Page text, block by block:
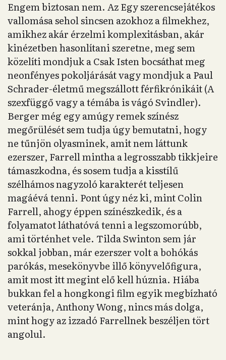
Engem biztosan nem. Az Egy szerencsejátékos
vallomása sehol sincsen azokhoz a filmekhez,
amikhez akár érzelmi komplexitásban, akár
kinézetben hasonlítani szeretne, meg sem
közelíti mondjuk a Csak Isten bocsáthat meg
neonfényes pokoljárását vagy mondjuk a Paul
Schrader-életmű megszállott férfikrónikáit (A
szexfüggő vagy a témába is vágó Svindler).
Berger még egy amúgy remek színész
megőrülését sem tudja úgy bemutatni, hogy
ne tűnjön olyasminek, amit nem láttunk
ezerszer, Farrell mintha a legrosszabb tikkjeire
támaszkodna, és sosem tudja a kisstílű
szélhámos nagyzoló karakterét teljesen
magáévá tenni. Pont úgy néz ki, mint Colin
Farrell, ahogy éppen színészkedik, és a
folyamatot láthatóvá tenni a legszomorúbb,
ami történhet vele. Tilda Swinton sem jár
sokkal jobban, már ezerszer volt a bohókás
parókás, mesekönyvbe illő könyvelőfigura,
amit most itt megint elő kell húznia. Hiába
bukkan fel a hongkongi film egyik megbízható
veteránja, Anthony Wong, nincs más dolga,
mint hogy az izzadó Farrellnek beszéljen tört
angolul.